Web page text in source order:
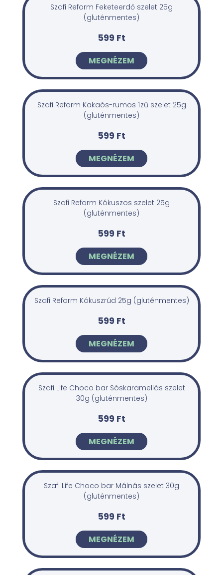
Szafi Reform Feketeerdő szelet 25g
(gluténmentes)
599 Ft
MEGNÉZEM
Szafi Reform Kakaós-rumos ízű szelet 25g
(gluténmentes)
599 Ft
MEGNÉZEM
Szafi Reform Kókuszos szelet 25g
(gluténmentes)
599 Ft
MEGNÉZEM
Szafi Reform Kókuszrúd 25g (gluténmentes)
599 Ft
MEGNÉZEM
Szafi Life Choco bar Sóskaramellás szelet
30g (gluténmentes)
599 Ft
MEGNÉZEM
Szafi Life Choco bar Málnás szelet 30g
(gluténmentes)
599 Ft
MEGNÉZEM